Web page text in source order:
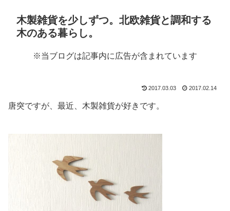
木製雑貨を少しずつ。北欧雑貨と調和する
木のある暮らし。
※当ブログは記事内に広告が含まれています
2017.03.03 2017.02.14
唐突ですが、最近、木製雑貨が好きです。